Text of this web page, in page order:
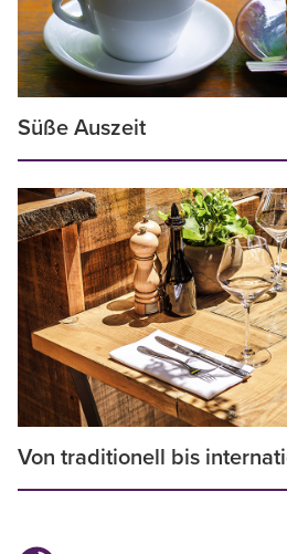
Süße Auszeit
Von traditionell bis